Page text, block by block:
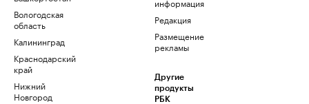
Вологодская
область
Калининград
Краснодарский
край
Нижний
Новгород
Редакция
Размещение
рекламы
Другие
продукты
РБК